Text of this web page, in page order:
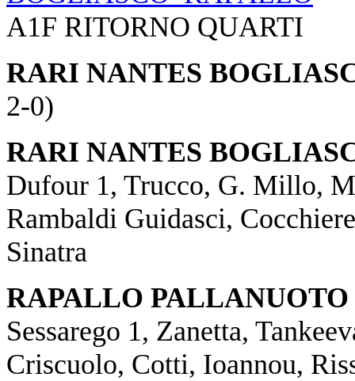
A1F RITORNO QUARTI
RARI NANTES
2-0)
RARI NANTES
Dufour 1, Trucco, G. Millo,
Rambaldi Guidasci,
Sinatra
RAPALLO PALLANUOTO
Sessarego 1, Zanetta,
Criscuolo, Cotti, Ioannou,